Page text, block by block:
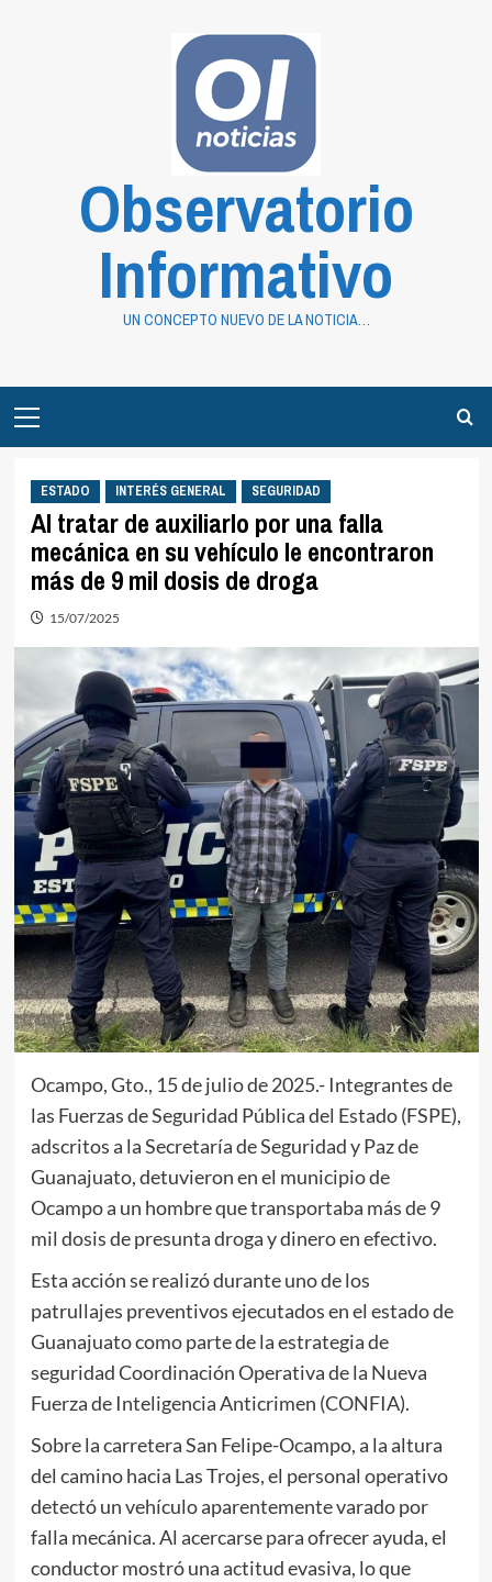
Observatorio
Informativo
UN CONCEPTO NUEVO DE LA NOTICIA…
Menu
ESTADO INTERÉS GENERAL SEGURIDAD
Al tratar de auxiliarlo por una falla
mecánica en su vehículo le encontraron
más de 9 mil dosis de droga
15/07/2025
Ocampo, Gto., 15 de julio de 2025.- Integrantes de
las Fuerzas de Seguridad Pública del Estado (FSPE),
adscritos a la Secretaría de Seguridad y Paz de
Guanajuato, detuvieron en el municipio de
Ocampo a un hombre que transportaba más de 9
mil dosis de presunta droga y dinero en efectivo.
Esta acción se realizó durante uno de los
patrullajes preventivos ejecutados en el estado de
Guanajuato como parte de la estrategia de
seguridad Coordinación Operativa de la Nueva
Fuerza de Inteligencia Anticrimen (CONFIA).
Sobre la carretera San Felipe-Ocampo, a la altura
del camino hacia Las Trojes, el personal operativo
detectó un vehículo aparentemente varado por
falla mecánica. Al acercarse para ofrecer ayuda, el
conductor mostró una actitud evasiva, lo que